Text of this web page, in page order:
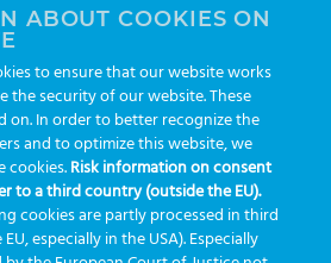
dashboard DICQ eficiência
governança clínica
HL7 IA informação
novas tecnologias PALC
processo de coleta produtividade
ABOUT COOKIES ON
to ensure that our website works
the security of our website. These
on. In order to better recognize the
and to optimize this website, we
cookies.Risk information on consent
to a third country (outside the EU).
cookies are partly processed in third
especially in the USA). Especially